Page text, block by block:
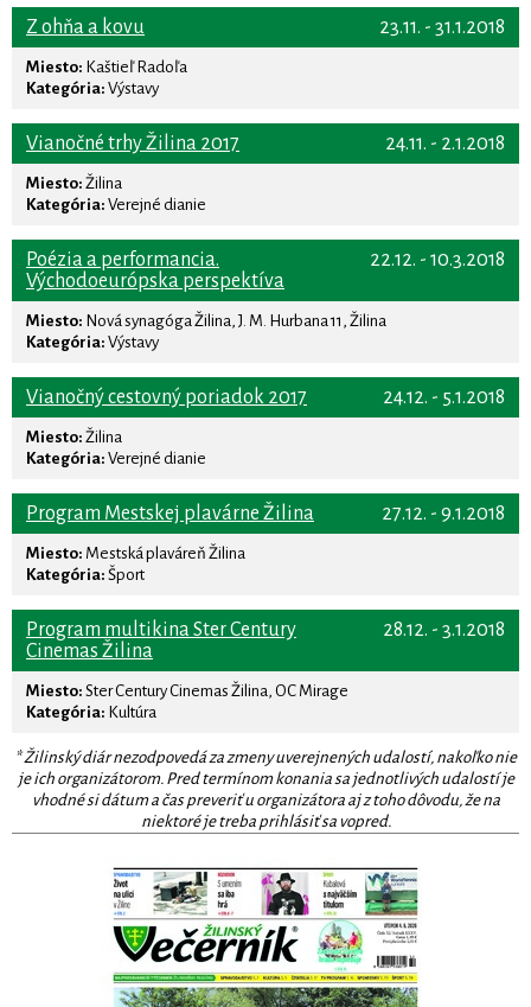
23.11. - 31.1.2018
Z ohňa a kovu
Miesto: Kaštieľ Radoľa
Kategória: Výstavy
24.11. - 2.1.2018
Vianočné trhy Žilina 2017
Miesto: Žilina
Kategória: Verejné dianie
22.12. - 10.3.2018
Poézia a performancia.
Východoeurópska perspektíva
Miesto: Nová synagóga Žilina, J. M. Hurbana 11, Žilina
Kategória: Výstavy
24.12. - 5.1.2018
Vianočný cestovný poriadok 2017
Miesto: Žilina
Kategória: Verejné dianie
27.12. - 9.1.2018
Program Mestskej plavárne Žilina
Miesto: Mestská plaváreň Žilina
Kategória: Šport
28.12. - 3.1.2018
Program multikina Ster Century
Cinemas Žilina
Miesto: Ster Century Cinemas Žilina, OC Mirage
Kategória: Kultúra
* Žilinský diár nezodpovedá za zmeny uverejnených udalostí, nakoľko nie
je ich organizátorom. Pred termínom konania sa jednotlivých udalostí je
vhodné si dátum a čas preveriť u organizátora aj z toho dôvodu, že na
niektoré je treba prihlásiť sa vopred.